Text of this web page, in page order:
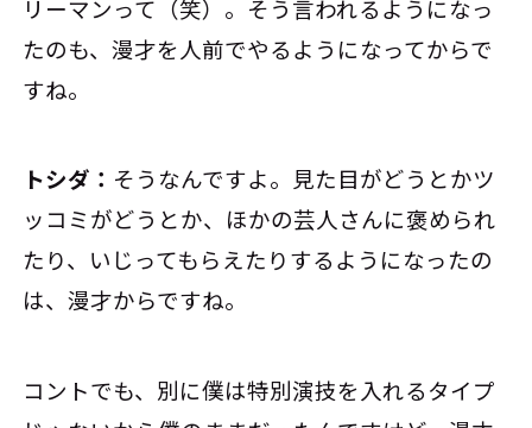
リーマンって（笑）。そう言われるようになっ
たのも、漫才を人前でやるようになってからで
すね。
トシダ： そうなんですよ。見た目がどうとかツ
ッコミがどうとか、ほかの芸人さんに褒められ
たり、いじってもらえたりするようになったの
は、漫才からですね。
コントでも、別に僕は特別演技を入れるタイプ